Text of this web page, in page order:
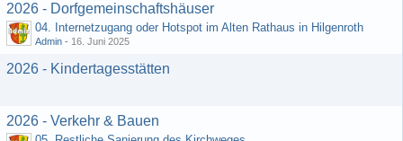
2026 - Dorfgemeinschaftshäuser
04. Internetzugang oder Hotspot im Alten Rathaus in Hilgenroth
Admin - 16. Juni 2025
2026 - Kindertagesstätten
2026 - Verkehr & Bauen